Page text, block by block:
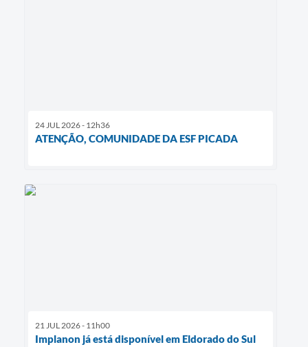
24 JUL 2026 - 12h36
ATENÇÃO, COMUNIDADE DA ESF PICADA
21 JUL 2026 - 11h00
Implanon já está disponível em Eldorado do Sul